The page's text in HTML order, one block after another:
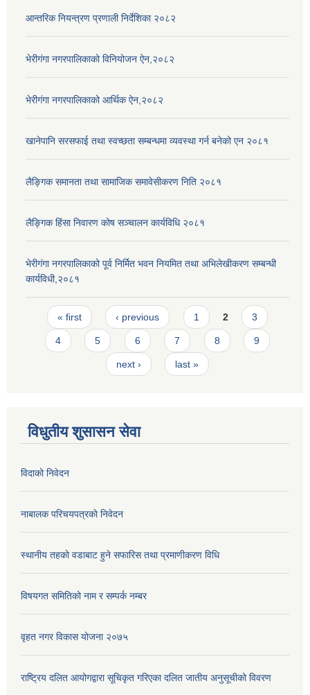
आन्तरिक नियन्त्रण प्रणाली निर्देशिका २०८२
भेरीगंगा नगरपालिकाको विनियोजन ऐन,२०८२
भेरीगंगा नगरपालिकाको आर्थिक ऐन,२०८२
खानेपानि सरसफाई तथा स्वच्छता सम्बन्धमा व्यवस्था गर्न बनेको एन २०८१
लैङ्गिक समानता तथा सामाजिक समावेसीकरण निति २०८१
लैङ्गिक हिंसा निवारण कोष सञ्चालन कार्यविधि २०८१
भेरीगंगा नगरपालिकाको पूर्व निर्मित भवन नियमित तथा अभिलेखीकरण सम्बन्धी
कार्यविधी,२०८१
Pages
« first ‹ previous 1 2 3
4 5 6 7 8 9
next › last »
विधुतीय शुसासन सेवा
विदाको निवेदन
नाबालक परिचयपत्रकाे निवेदन
स्थानीय तहको वडाबाट हुने सफारिस तथा प्रमाणीकरण विधि
विषयगत समितिको नाम र सम्पर्क नम्बर
वृहत नगर विकास योजना २०७५
राष्ट्रिय दलित आयोगद्वारा सूचिकृत गरिएका दलित जातीय अनुसूचीको विवरण